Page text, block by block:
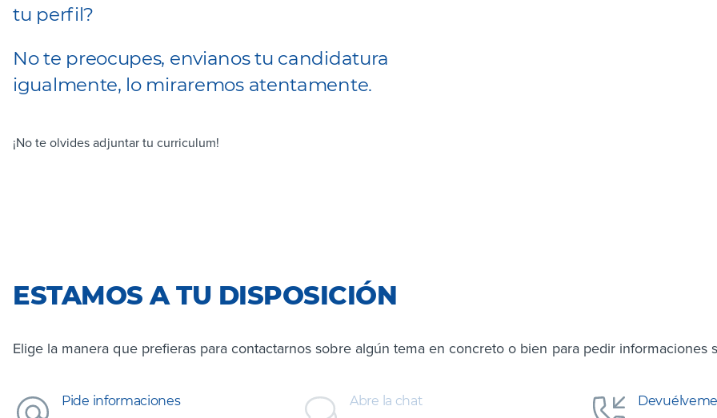
tu perfil?
No te preocupes, envianos tu candidatura
igualmente, lo miraremos atentamente.
¡No te olvides adjuntar tu curriculum!
ESTAMOS A TU DISPOSICIÓN
Elige la manera que prefieras para contactarnos sobre algún tema en concreto o bien para pedir informaciones
Pide informaciones Abre la chat